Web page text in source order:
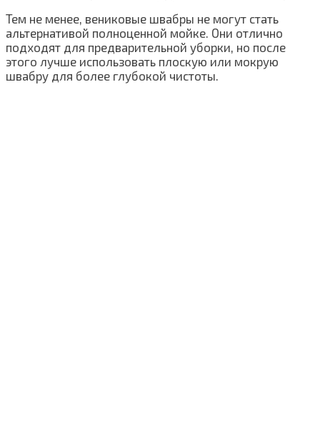
Тем не менее, вениковые швабры не могут стать
альтернативой полноценной мойке. Они отлично
подходят для предварительной уборки, но после
этого лучше использовать плоскую или мокрую
швабру для более глубокой чистоты.